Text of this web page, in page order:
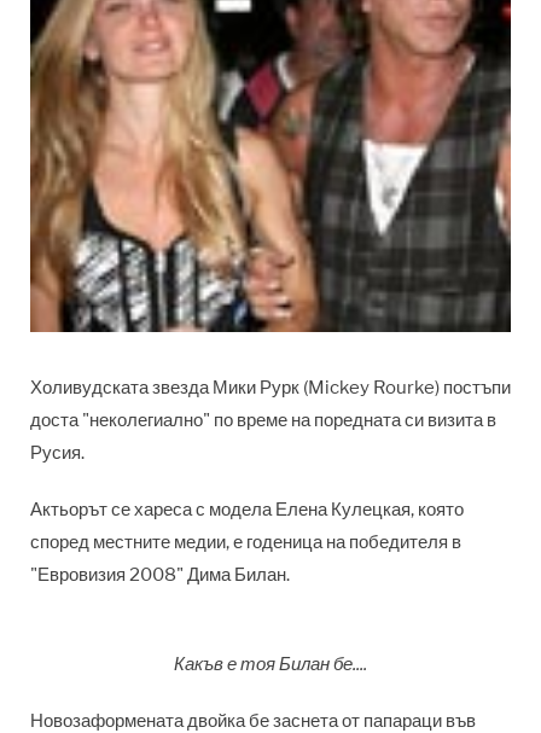
Холивудската звезда Мики Рурк (Mickey Rourke) постъпи
доста "неколегиално" по време на поредната си визита в
Русия.
Актьорът се хареса с модела Елена Кулецкая, която
според местните медии, е годеница на победителя в
"Евровизия 2008" Дима Билан.
Какъв е тоя Билан бе....
Новозаформената двойка бе заснета от папараци във